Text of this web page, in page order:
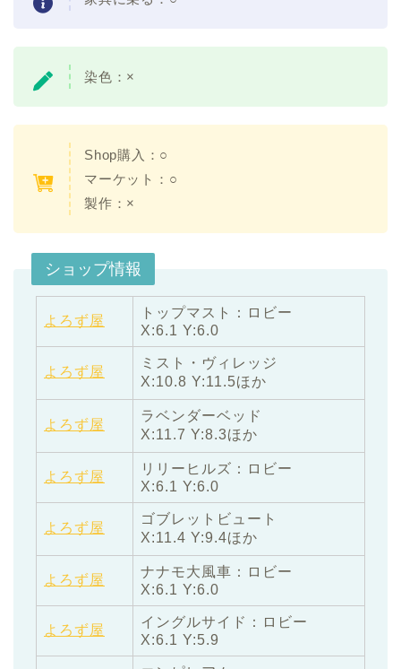
染色：×
Shop購入：○
マーケット：○
製作：×
ショップ情報
よろず屋
トップマスト：ロビー
X:6.1 Y:6.0
よろず屋
ミスト・ヴィレッジ
X:10.8 Y:11.5ほか
よろず屋
ラベンダーベッド
X:11.7 Y:8.3ほか
よろず屋
リリーヒルズ：ロビー
X:6.1 Y:6.0
よろず屋
ゴブレットビュート
X:11.4 Y:9.4ほか
よろず屋
ナナモ大風車：ロビー
X:6.1 Y:6.0
よろず屋
イングルサイド：ロビー
X:6.1 Y:5.9